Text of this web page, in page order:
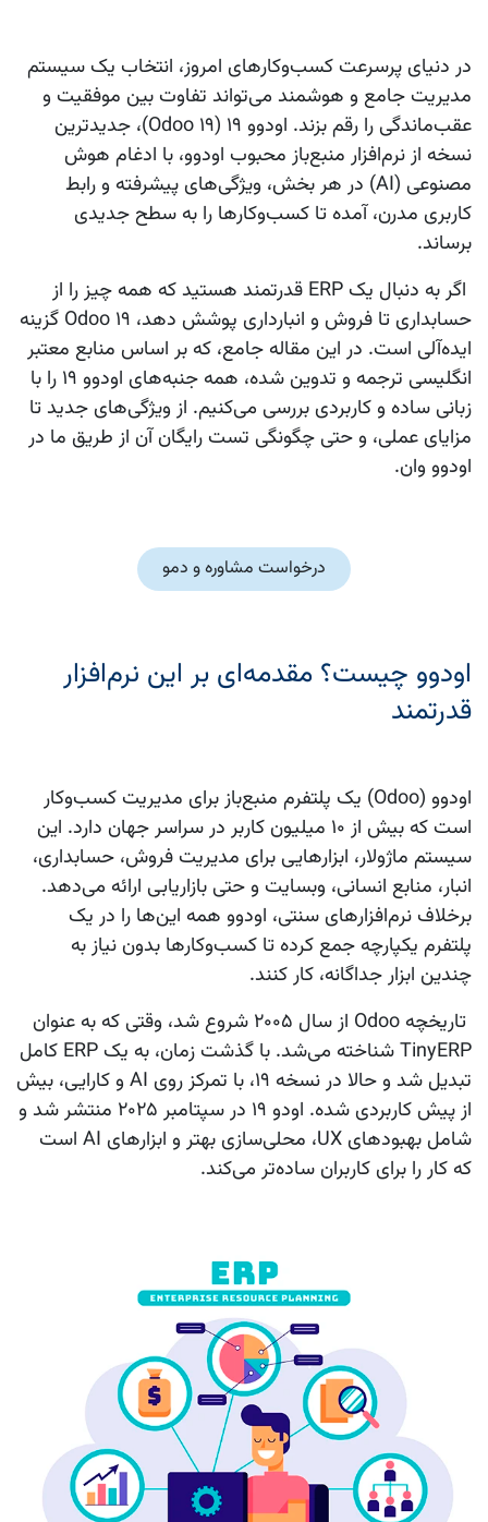
در دنیای پرسرعت کسب‌وکارهای امروز، انتخاب یک سیستم
مدیریت جامع و هوشمند می‌تواند تفاوت بین موفقیت و
عقب‌ماندگی را رقم بزند. اودوو 19
(Odoo 19)، جدیدترین
نسخه از نرم‌افزار منبع‌باز محبوب اودوو، با ادغام هوش
مصنوعی (AI) در هر بخش، ویژگی‌های پیشرفته و رابط
کاربری مدرن، آمده تا کسب‌وکارها را به سطح جدیدی
برساند.
اگر به دنبال یک ERP قدرتمند هستید که همه چیز را از
حسابداری تا فروش و انبارداری پوشش دهد، Odoo 19 گزینه
ایده‌آلی است. در این مقاله جامع، که بر اساس منابع معتبر
انگلیسی ترجمه و تدوین شده، همه جنبه‌های اودوو 19
را با
زبانی ساده و کاربردی بررسی می‌کنیم. از ویژگی‌های جدید تا
مزایای عملی، و حتی چگونگی تست رایگان آن از طریق ما در
اودوو وان.
درخواست مشاوره و دمو
اودوو چیست؟ مقدمه‌ای بر این نرم‌افزار
قدرتمند
اودوو
(Odoo) یک پلتفرم منبع‌باز برای مدیریت کسب‌وکار
است که بیش از ۱۰ میلیون کاربر در سراسر جهان دارد. این
سیستم ماژولار، ابزارهایی برای مدیریت فروش، حسابداری،
انبار، منابع انسانی، وبسایت و حتی بازاریابی ارائه می‌دهد.
برخلاف نرم‌افزارهای سنتی، اودوو همه این‌ها را در یک
پلتفرم یکپارچه جمع کرده تا کسب‌وکارها بدون نیاز به
چندین ابزار جداگانه، کار کنند.
تاریخچه Odoo
از سال ۲۰۰۵ شروع شد، وقتی که به عنوان
TinyERP شناخته می‌شد. با گذشت زمان، به یک ERP کامل
تبدیل شد و حالا در نسخه ۱۹، با تمرکز روی AI و کارایی، بیش
از پیش کاربردی شده. اودو 19
در سپتامبر ۲۰۲۵ منتشر شد و
شامل بهبودهای UX، محلی‌سازی بهتر و ابزارهای AI است
که کار را برای کاربران ساده‌تر می‌کند.